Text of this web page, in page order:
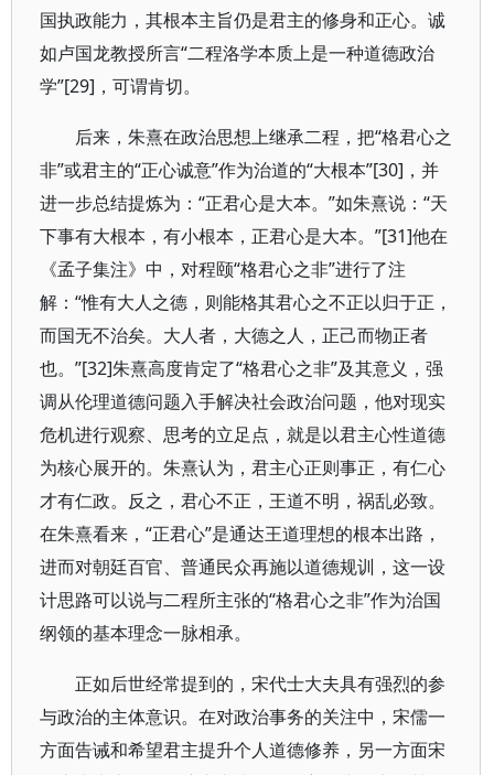
国执政能力，其根本主旨仍是君主的修身和正心。诚
如卢国龙教授所言“二程洛学本质上是一种道德政治
学”[29]，可谓肯切。
后来，朱熹在政治思想上继承二程，把“格君心之
非”或君主的“正心诚意”作为治道的“大根本”[30]，并
进一步总结提炼为：“正君心是大本。”如朱熹说：“天
下事有大根本，有小根本，正君心是大本。”[31]他在
《孟子集注》中，对程颐“格君心之非”进行了注
解：“惟有大人之德，则能格其君心之不正以归于正，
而国无不治矣。大人者，大德之人，正己而物正者
也。”[32]朱熹高度肯定了“格君心之非”及其意义，强
调从伦理道德问题入手解决社会政治问题，他对现实
危机进行观察、思考的立足点，就是以君主心性道德
为核心展开的。朱熹认为，君主心正则事正，有仁心
才有仁政。反之，君心不正，王道不明，祸乱必致。
在朱熹看来，“正君心”是通达王道理想的根本出路，
进而对朝廷百官、普通民众再施以道德规训，这一设
计思路可以说与二程所主张的“格君心之非”作为治国
纲领的基本理念一脉相承。
正如后世经常提到的，宋代士大夫具有强烈的参
与政治的主体意识。在对政治事务的关注中，宋儒一
方面告诫和希望君主提升个人道德修养，另一方面宋